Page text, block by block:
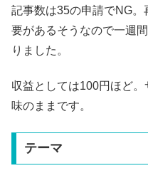
記事数は35の申請でNG
要があるそうなので一週
りました。
収益としては100円ほど
味のままです。
テーマ